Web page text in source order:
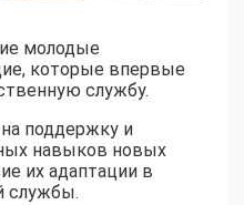
молодые
которые впервые
службу.
поддержку и
навыков новых
их адаптации в
службы.